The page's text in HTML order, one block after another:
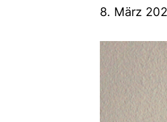
8. März